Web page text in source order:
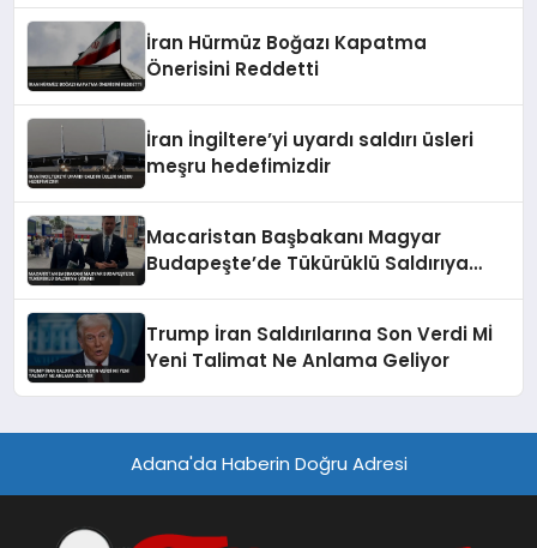
İran Hürmüz Boğazı Kapatma
Önerisini Reddetti
İran İngiltere’yi uyardı saldırı üsleri
meşru hedefimizdir
Macaristan Başbakanı Magyar
Budapeşte’de Tükürüklü Saldırıya
Trump İran Saldırılarına Son Verdi Mİ
Yeni Talimat Ne Anlama Geliyor
Adana'da Haberin Doğru Adresi